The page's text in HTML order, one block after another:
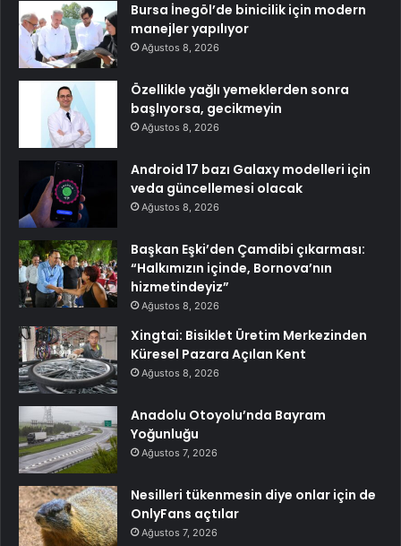
Bursa İnegöl’de binicilik için modern
manejler yapılıyor
Ağustos 8, 2026
Özellikle yağlı yemeklerden sonra
başlıyorsa, gecikmeyin
Ağustos 8, 2026
Android 17 bazı Galaxy modelleri için
veda güncellemesi olacak
Ağustos 8, 2026
Başkan Eşki’den Çamdibi çıkarması:
“Halkımızın içinde, Bornova’nın
hizmetindeyiz”
Ağustos 8, 2026
Xingtai: Bisiklet Üretim Merkezinden
Küresel Pazara Açılan Kent
Ağustos 8, 2026
Anadolu Otoyolu’nda Bayram
Yoğunluğu
Ağustos 7, 2026
Nesilleri tükenmesin diye onlar için de
OnlyFans açtılar
Ağustos 7, 2026